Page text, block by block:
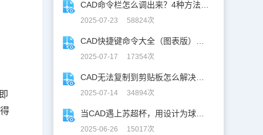
2025-07-23 58824次
2025-07-17 17354次
2025-07-14 34894次
2025-06-26 15017次